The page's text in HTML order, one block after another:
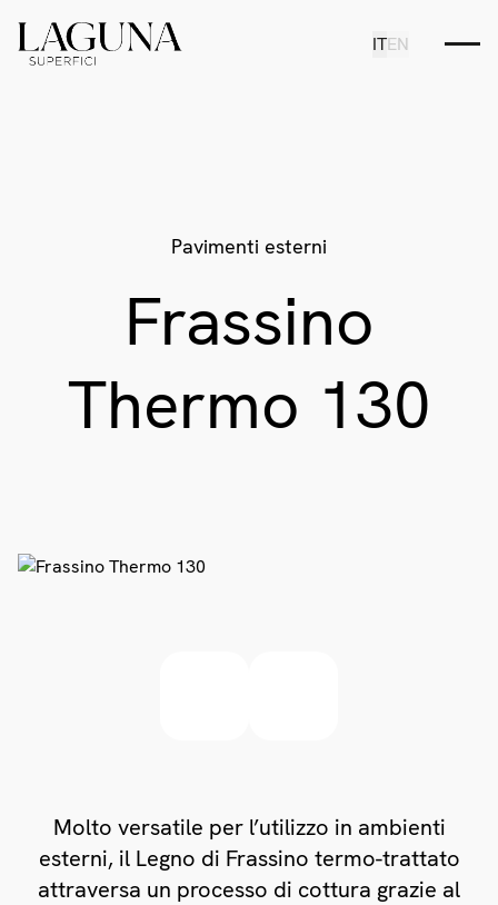
ITEN
Pavimenti esterni
Frassino
Thermo 130
Molto versatile per l’utilizzo in ambienti
esterni, il Legno di Frassino termo-trattato
attraversa un processo di cottura grazie al